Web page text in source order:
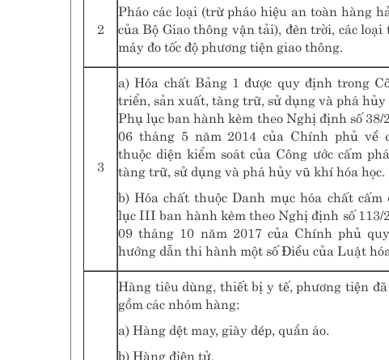
2
Pháo các loại (trừ pháo hiệu an toàn hàng
của Bộ Giao thông vận tải), đèn trời, các
máy đo tốc độ phương tiện giao thông.
3
a) Hóa chất Bảng 1 được quy định trong
triển, sản xuất, tàng trữ, sử dụng và phá hủy
Phụ lục ban hành kèm theo Nghị định số
06 tháng 5 năm 2014 của Chính phủ về
thuộc diện kiểm soát của Công ước cấm
tàng trữ, sử dụng và phá hủy vũ khí hóa học.
b) Hóa chất thuộc Danh mục hóa chất
lục III ban hành kèm theo Nghị định số
09 tháng 10 năm 2017 của Chính phủ
hướng dẫn thi hành một số Điều của Luật
Hàng tiêu dùng, thiết bị y tế, phương tiện đã
gồm các nhóm hàng:
a) Hàng dệt may, giày dép, quần áo.
b) Hàng điện tử.